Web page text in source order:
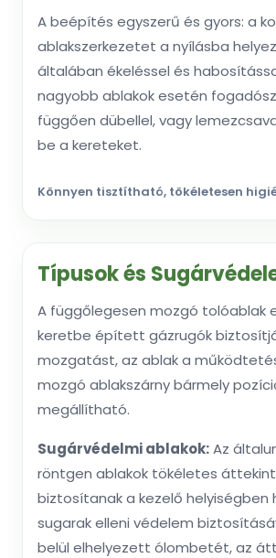
A beépítés egyszerű és gyors: a
ablakszerkezetet a nyílásba
általában ékeléssel és
nagyobb ablakok esetén
függően dübellel, vagy
be a kereteket.
Könnyen tisztítható, tökéletesen
Típusok és
A függőlegesen mozgó tolóablak
keretbe épített gázrugók
mozgatást, az ablak a
mozgó ablakszárny bármely
megállítható.
Sugárvédelmi ablakok:Az
röntgen ablakok tökéletes
biztosítanak a kezelő helyiségben
sugarak elleni védelem
belül elhelyezett ólombetét, az